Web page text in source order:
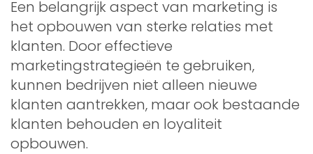
Een belangrijk aspect van marketing is
het opbouwen van sterke relaties met
klanten. Door effectieve
marketingstrategieën te gebruiken,
kunnen bedrijven niet alleen nieuwe
klanten aantrekken, maar ook bestaande
klanten behouden en loyaliteit
opbouwen.